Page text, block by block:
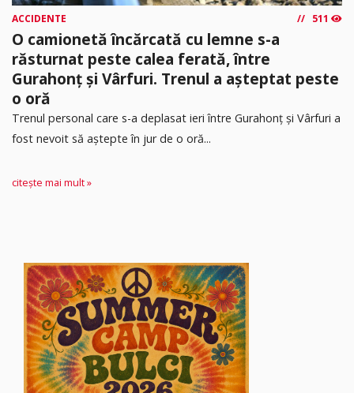
ACCIDENTE 511
O camionetă încărcată cu lemne s-a
răsturnat peste calea ferată, între
Gurahonț și Vârfuri. Trenul a așteptat peste
o oră
Trenul personal care s-a deplasat ieri între Gurahonț și Vârfuri a
fost nevoit să aștepte în jur de o oră...
citește mai mult »